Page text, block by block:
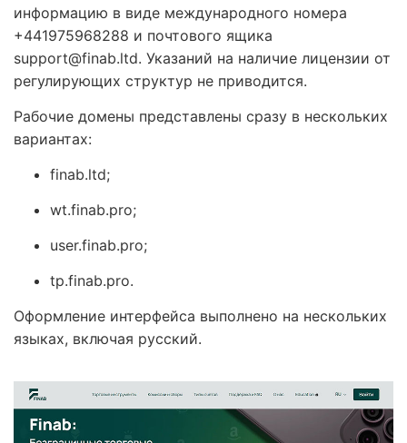
информацию в виде международного номера
+441975968288 и почтового ящика
support@finab.ltd. Указаний на наличие лицензии от
регулирующих структур не приводится.
Рабочие домены представлены сразу в нескольких
вариантах:
finab.ltd;
wt.finab.pro;
user.finab.pro;
tp.finab.pro.
Оформление интерфейса выполнено на нескольких
языках, включая русский.